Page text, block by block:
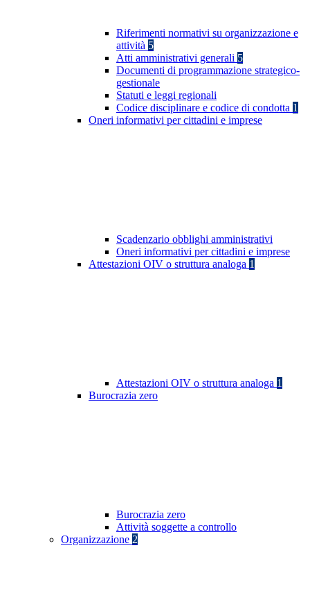
Riferimenti normativi su organizzazione e
attività 5
Atti amministrativi generali 5
Documenti di programmazione strategico-
gestionale
Statuti e leggi regionali
Codice disciplinare e codice di condotta 1
Oneri informativi per cittadini e imprese
Scadenzario obblighi amministrativi
Oneri informativi per cittadini e imprese
Attestazioni OIV o struttura analoga 1
Attestazioni OIV o struttura analoga 1
Burocrazia zero
Burocrazia zero
Attività soggette a controllo
Organizzazione 2